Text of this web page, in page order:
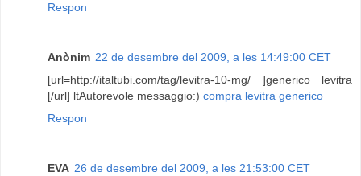
Respon
Anònim 22 de desembre del 2009, a les 14:49:00 CET
[url=http://italtubi.com/tag/levitra-10-mg/ ]generico levitra
[/url] ltAutorevole messaggio:) compra levitra generico
Respon
EVA 26 de desembre del 2009, a les 21:53:00 CET